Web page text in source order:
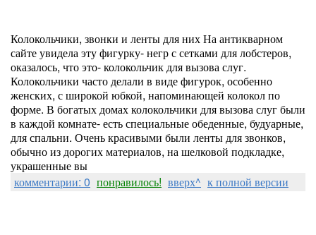
Колокольчики, звонки и ленты для них На антикварном
сайте увидела эту фигурку- негр с сетками для лобстеров,
оказалось, что это- колокольчик для вызова слуг.
Колокольчики часто делали в виде фигурок, особенно
женских, с широкой юбкой, напоминающей колокол по
форме. В богатых домах колокольчики для вызова слуг были
в каждой комнате- есть специальные обеденные, будуарные,
для спальни. Очень красивыми были ленты для звонков,
обычно из дорогих материалов, на шелковой подкладке,
украшенные вы
комментарии: 0 понравилось! вверх^ к полной версии